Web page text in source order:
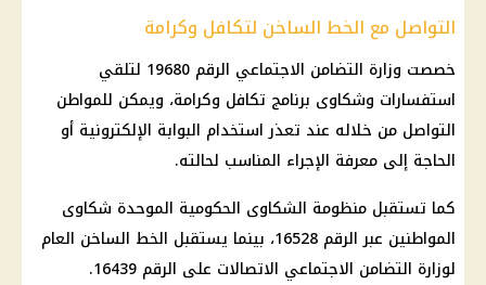
التواصل مع الخط الساخن لتكافل وكرامة
خصصت وزارة التضامن الاجتماعي
الرقم 19680 لتلقي
استفسارات وشكاوى برنامج تكافل وكرامة، ويمكن للمواطن
التواصل من خلاله عند تعذر استخدام البوابة الإلكترونية أو
الحاجة إلى معرفة الإجراء المناسب لحالته.
كما تستقبل منظومة الشكاوى الحكومية الموحدة شكاوى
المواطنين عبر الرقم 16528، بينما يستقبل الخط الساخن العام
لوزارة التضامن الاجتماعي الاتصالات على الرقم 16439.